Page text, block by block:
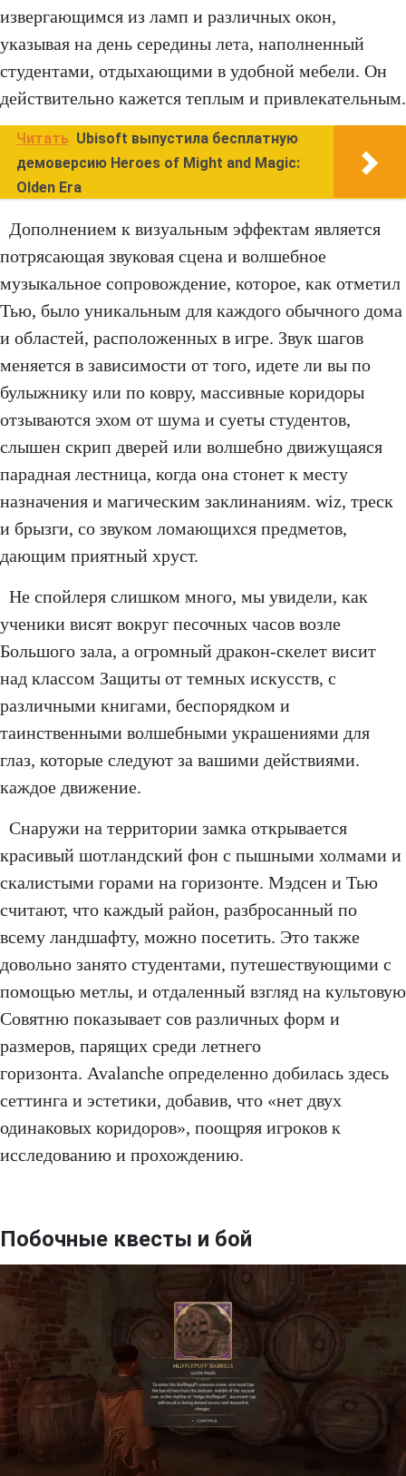
извергающимся из ламп и различных окон,
указывая на день середины лета, наполненный
студентами, отдыхающими в удобной мебели. Он
действительно кажется теплым и привлекательным.
Читать Ubisoft выпустила бесплатную
демоверсию Heroes of Might and Magic:
Olden Era
Дополнением к визуальным эффектам является
потрясающая звуковая сцена и волшебное
музыкальное сопровождение, которое, как отметил
Тью, было уникальным для каждого обычного дома
и областей, расположенных в игре. Звук шагов
меняется в зависимости от того, идете ли вы по
булыжнику или по ковру, массивные коридоры
отзываются эхом от шума и суеты студентов,
слышен скрип дверей или волшебно движущаяся
парадная лестница, когда она стонет к месту
назначения и магическим заклинаниям. wiz, треск
и брызги, со звуком ломающихся предметов,
дающим приятный хруст.
Не спойлеря слишком много, мы увидели, как
ученики висят вокруг песочных часов возле
Большого зала, а огромный дракон-скелет висит
над классом Защиты от темных искусств, с
различными книгами, беспорядком и
таинственными волшебными украшениями для
глаз, которые следуют за вашими действиями.
каждое движение.
Снаружи на территории замка открывается
красивый шотландский фон с пышными холмами и
скалистыми горами на горизонте. Мэдсен и Тью
считают, что каждый район, разбросанный по
всему ландшафту, можно посетить. Это также
довольно занято студентами, путешествующими с
помощью метлы, и отдаленный взгляд на культовую
Совятню показывает сов различных форм и
размеров, парящих среди летнего
горизонта. Avalanche определенно добилась здесь
сеттинга и эстетики, добавив, что «нет двух
одинаковых коридоров», поощряя игроков к
исследованию и прохождению.
Побочные квесты и бой